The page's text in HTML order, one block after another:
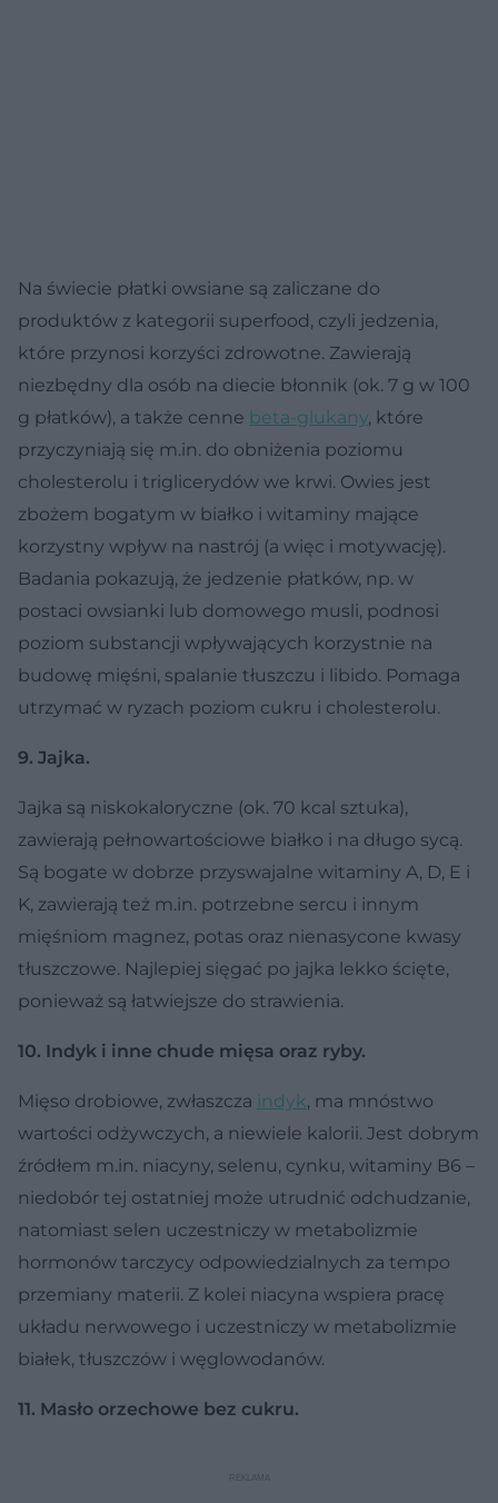
Na świecie płatki owsiane są zaliczane do
produktów z kategorii superfood, czyli jedzenia,
które przynosi korzyści zdrowotne. Zawierają
niezbędny dla osób na diecie błonnik (ok. 7 g w 100
g płatków), a także cenne beta-glukany, które
przyczyniają się m.in. do obniżenia poziomu
cholesterolu i triglicerydów we krwi. Owies jest
zbożem bogatym w białko i witaminy mające
korzystny wpływ na nastrój (a więc i motywację).
Badania pokazują, że jedzenie płatków, np. w
postaci owsianki lub domowego musli, podnosi
poziom substancji wpływających korzystnie na
budowę mięśni, spalanie tłuszczu i libido. Pomaga
utrzymać w ryzach poziom cukru i cholesterolu.
9. Jajka.
Jajka są niskokaloryczne (ok. 70 kcal sztuka),
zawierają pełnowartościowe białko i na długo sycą.
Są bogate w dobrze przyswajalne witaminy A, D, E i
K, zawierają też m.in. potrzebne sercu i innym
mięśniom magnez, potas oraz nienasycone kwasy
tłuszczowe. Najlepiej sięgać po jajka lekko ścięte,
ponieważ są łatwiejsze do strawienia.
10. Indyk i inne chude mięsa oraz ryby.
Mięso drobiowe, zwłaszcza indyk, ma mnóstwo
wartości odżywczych, a niewiele kalorii. Jest dobrym
źródłem m.in. niacyny, selenu, cynku, witaminy B6 –
niedobór tej ostatniej może utrudnić odchudzanie,
natomiast selen uczestniczy w metabolizmie
hormonów tarczycy odpowiedzialnych za tempo
przemiany materii. Z kolei niacyna wspiera pracę
układu nerwowego i uczestniczy w metabolizmie
białek, tłuszczów i węglowodanów.
11. Masło orzechowe bez cukru.